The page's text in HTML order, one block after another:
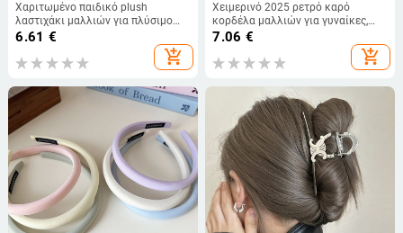
Χαριτωμένο παιδικό plush
λαστιχάκι μαλλιών για πλύσιμο
προσώπου – καρτούν
κεφαλόδεσμος, αντιολισθητικό,
κομψό αξεσουάρ εξόδου
6.61 €
add_shopping_cart
Χειμερινό 2025 ρετρό καρό
κορδέλα μαλλιών για γυναίκες,
κορεατικού στυλ αξεσουάρ
μαλλιών, με ευρύ αντιολισθητικό
άκρο για πλύσιμο προσώπου
7.06 €
add_shopping_cart